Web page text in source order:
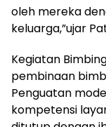
oleh mereka
keluarga,”ujar
Kegiatan
pembinaan
Penguatan
kompetensi